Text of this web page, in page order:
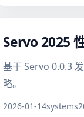
Servo 2025
基于 Servo 0.0.3
略。
2026-01-14systems